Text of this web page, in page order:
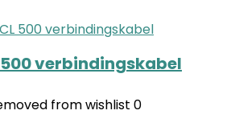
500 verbindingskabel
from wishlist 0